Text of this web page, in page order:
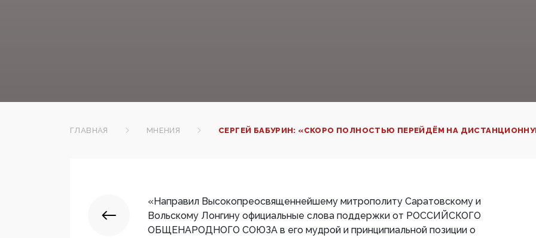
ГЛАВНАЯ МНЕНИЯ СЕРГЕЙ БАБУРИН: «СКОРО ПОЛНОСТЬЮ ПЕРЕЙДЁМ НА
«Направил Высокопреосвященнейшему митрополиту Саратовскому и
Вольскому Лонгину официальные слова поддержки от РОССИЙСКОГО
ОБЩЕНАРОДНОГО СОЮЗА в его мудрой и принципиальной позиции о